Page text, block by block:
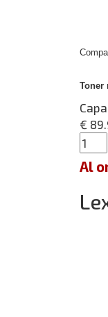
Toner
€
Al